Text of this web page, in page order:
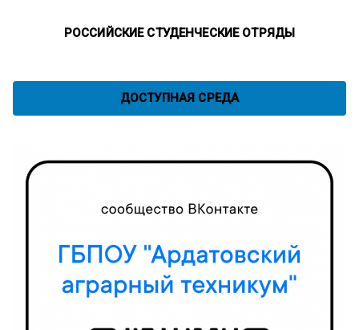
РОССИЙСКИЕ СТУДЕНЧЕСКИЕ ОТРЯДЫ
ДОСТУПНАЯ СРЕДА